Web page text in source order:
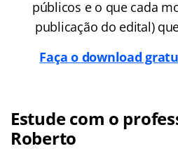
públicos e o que cada
publicação do edital)
Faça o download
Estude com o
Roberto